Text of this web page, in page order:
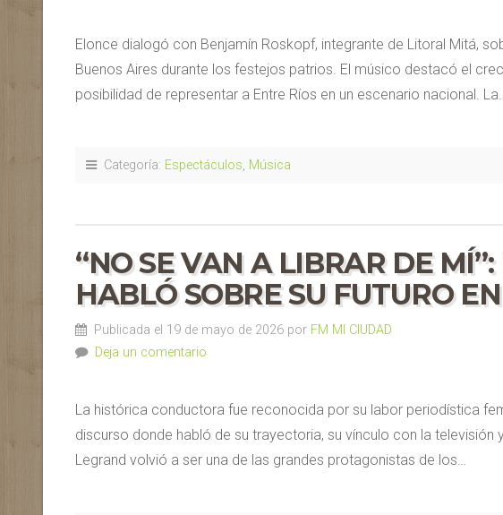
Elonce dialogó con Benjamín Roskopf, integrante de Litoral Mitá,
Buenos Aires durante los festejos patrios. El músico destacó el
posibilidad de representar a Entre Ríos en un escenario nacional.
Categoría: Espectáculos, Música
“NO SE VAN A LIBRAR DE
HABLÓ SOBRE SU FUTURO
Publicada el 19 de mayo de 2026 por FM MI CIUDAD
Deja un comentario
La histórica conductora fue reconocida por su labor periodística
discurso donde habló de su trayectoria, su vínculo con la televisión
Legrand volvió a ser una de las grandes protagonistas de los…